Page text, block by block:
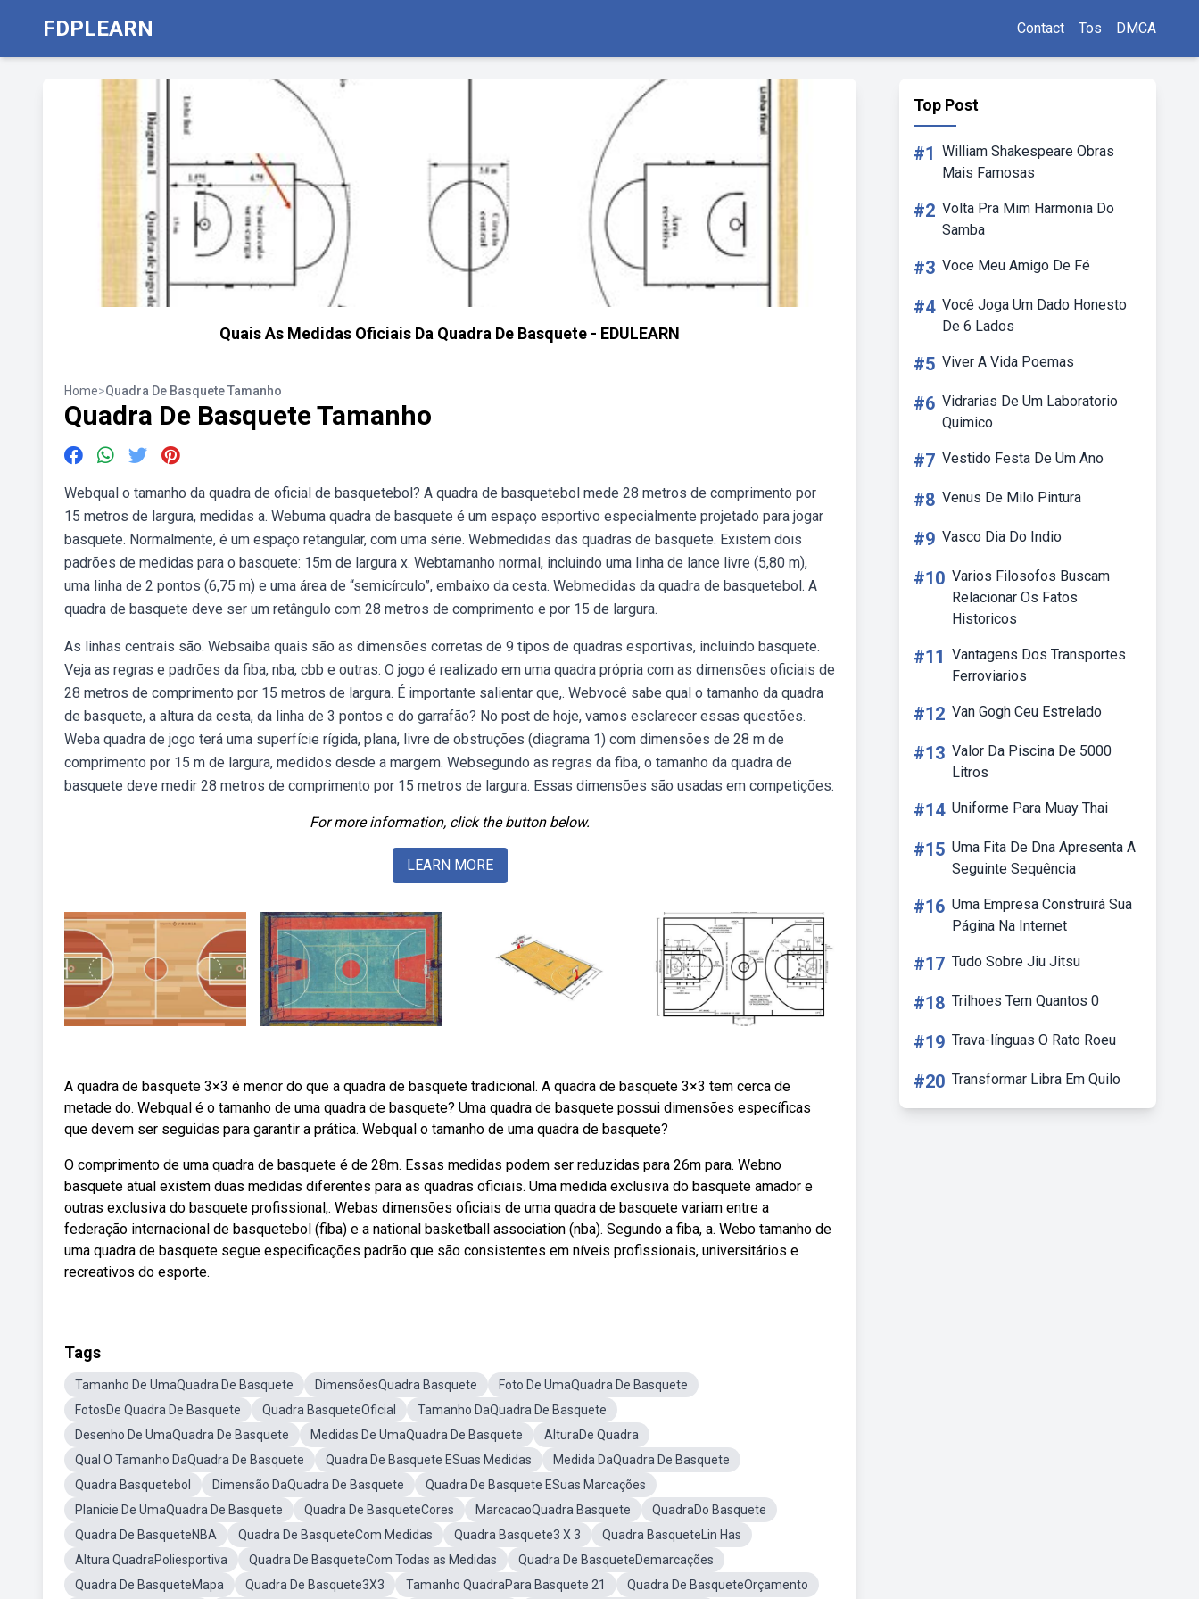
FDPLEARN Contact Tos DMCA
Quais As Medidas Oficiais Da Quadra De Basquete - EDULEARN
Home>Quadra De Basquete Tamanho
Quadra De Basquete Tamanho
Webqual o tamanho da quadra de oficial de basquetebol? A quadra de basquetebol mede 28 metros de comprimento por
15 metros de largura, medidas a. Webuma quadra de basquete é um espaço esportivo especialmente projetado para jogar
basquete. Normalmente, é um espaço retangular, com uma série. Webmedidas das quadras de basquete. Existem dois
padrões de medidas para o basquete: 15m de largura x. Webtamanho normal, incluindo uma linha de lance livre (5,80 m),
uma linha de 2 pontos (6,75 m) e uma área de “semicírculo”, embaixo da cesta. Webmedidas da quadra de basquetebol. A
quadra de basquete deve ser um retângulo com 28 metros de comprimento e por 15 de largura.
As linhas centrais são. Websaiba quais são as dimensões corretas de 9 tipos de quadras esportivas, incluindo basquete.
Veja as regras e padrões da fiba, nba, cbb e outras. O jogo é realizado em uma quadra própria com as dimensões oficiais de
28 metros de comprimento por 15 metros de largura. É importante salientar que,. Webvocê sabe qual o tamanho da quadra
de basquete, a altura da cesta, da linha de 3 pontos e do garrafão? No post de hoje, vamos esclarecer essas questões.
Weba quadra de jogo terá uma superfície rígida, plana, livre de obstruções (diagrama 1) com dimensões de 28 m de
comprimento por 15 m de largura, medidos desde a margem. Websegundo as regras da fiba, o tamanho da quadra de
basquete deve medir 28 metros de comprimento por 15 metros de largura. Essas dimensões são usadas em competições.
For more information, click the button below.
LEARN MORE
A quadra de basquete 3×3 é menor do que a quadra de basquete tradicional. A quadra de basquete 3×3 tem cerca de
metade do. Webqual é o tamanho de uma quadra de basquete? Uma quadra de basquete possui dimensões específicas
que devem ser seguidas para garantir a prática. Webqual o tamanho de uma quadra de basquete?
O comprimento de uma quadra de basquete é de 28m. Essas medidas podem ser reduzidas para 26m para. Webno
basquete atual existem duas medidas diferentes para as quadras oficiais. Uma medida exclusiva do basquete amador e
outras exclusiva do basquete profissional,. Webas dimensões oficiais de uma quadra de basquete variam entre a
federação internacional de basquetebol (fiba) e a national basketball association (nba). Segundo a fiba, a. Webo tamanho de
uma quadra de basquete segue especificações padrão que são consistentes em níveis profissionais, universitários e
recreativos do esporte.
Tags
Tamanho De UmaQuadra De Basquete DimensõesQuadra Basquete
Foto De UmaQuadra De Basquete
FotosDe Quadra De Basquete
Quadra BasqueteOficial
Tamanho DaQuadra De Basquete
Desenho De UmaQuadra De Basquete
Medidas De UmaQuadra De Basquete
AlturaDe Quadra
Qual O Tamanho DaQuadra De Basquete
Quadra De Basquete ESuas Medidas
Medida DaQuadra De Basquete
Quadra Basquetebol
Dimensão DaQuadra De Basquete
Quadra De Basquete ESuas Marcações
Planicie De UmaQuadra De Basquete
Quadra De BasqueteCores MarcacaoQuadra Basquete
QuadraDo Basquete
Quadra De BasqueteNBA
Quadra De BasqueteCom Medidas Quadra Basquete3 X 3
Quadra BasqueteLin Has
Altura QuadraPoliesportiva
Quadra De BasqueteCom Todas as Medidas
Quadra De BasqueteDemarcações
Quadra De BasqueteMapa
Quadra De Basquete3X3 Tamanho QuadraPara Basquete 21
Quadra De BasqueteOrçamento
Top Post
#1 William Shakespeare Obras
Mais Famosas
#2 Volta Pra Mim Harmonia Do
Samba
#3 Voce Meu Amigo De Fé
#4 Você Joga Um Dado Honesto
De 6 Lados
#5 Viver A Vida Poemas
#6 Vidrarias De Um Laboratorio
Quimico
#7 Vestido Festa De Um Ano
#8 Venus De Milo Pintura
#9 Vasco Dia Do Indio
#10 Varios Filosofos Buscam
Relacionar Os Fatos
Historicos
#11 Vantagens Dos Transportes
Ferroviarios
#12 Van Gogh Ceu Estrelado
#13 Valor Da Piscina De 5000
Litros
#14 Uniforme Para Muay Thai
#15 Uma Fita De Dna Apresenta A
Seguinte Sequência
#16 Uma Empresa Construirá Sua
Página Na Internet
#17 Tudo Sobre Jiu Jitsu
#18 Trilhoes Tem Quantos 0
#19 Trava-línguas O Rato Roeu
#20 Transformar Libra Em Quilo